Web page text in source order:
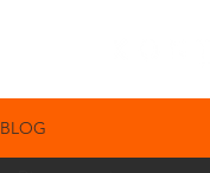
BLOG